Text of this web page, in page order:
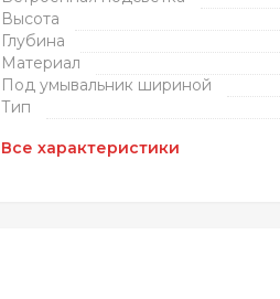
Высота
Глубина
Материал
Под умывальник шириной
Тип
Все характеристики